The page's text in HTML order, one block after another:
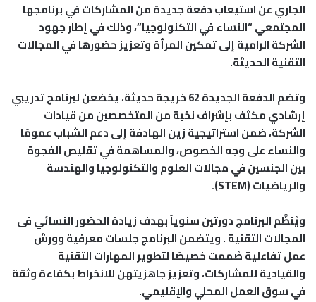
الجاري عن استيعاب دفعة جديدة من المشاركات في برنامجها
المجتمعي “النساء في التكنولوجيا”، وذلك في إطار جهود
الشركة الرامية إلى تمكين المرأة وتعزيز حضورها في المجالات
التقنية الحديثة.
وتضم الدفعة الجديدة 62 خريجة حديثة، يخضعن لبرنامج تدريبي
إرشادي مكثف بإشراف نخبة من المتخصصين من قيادات
الشركة، ضمن استراتيجية زين الهادفة إلى دعم الشباب عمومًا
والنساء على وجه الخصوص، والمساهمة في تقليص الفجوة
بين الجنسين في مجالات العلوم والتكنولوجيا والهندسة
والرياضيات (STEM).
ويُنظَّم البرنامج دورتين سنوياً بهدف زيادة الحضور النسائي فى
المجالات التقنية . ويتضمن البرنامج جلسات معرفية وورش
عمل تفاعلية صُممت خصيصًا لتطوير المهارات التقنية
والقيادية للمشاركات، وتعزيز جاهزيتهن للانخراط بكفاءة وثقة
في سوق العمل المحلي والإقليمي.